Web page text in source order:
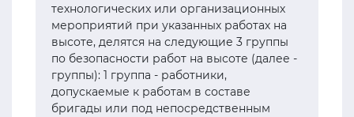
технологических или организационных
мероприятий при указанных работах на
высоте, делятся на следующие 3 группы
по безопасности работ на высоте (далее -
группы): 1 группа - работники,
допускаемые к работам в составе
бригады или под непосредственным